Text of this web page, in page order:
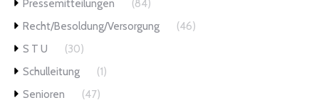
Pressemitteilungen
(84)
Recht/Besoldung/Versorgung
(46)
S T U
(30)
Schulleitung
(1)
Senioren
(47)